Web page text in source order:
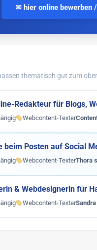
✉ hier online bewerben
thematisch gut zum
Redakteur für Blogs,
Webcontent-Texter
beim Posten auf Social
Webcontent-TexterThora
& Webdesignerin für
Webcontent-Texter